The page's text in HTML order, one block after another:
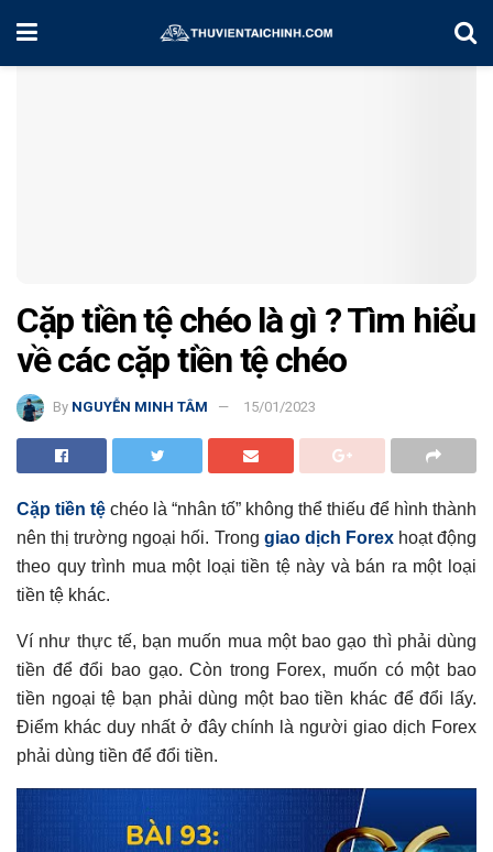
Home
Cặp tiền tệ chéo là gì ? Tìm hiểu
về các cặp tiền tệ chéo
By NGUYỄN MINH TÂM 15/01/2023
Cặp tiền tệ chéo là “nhân tố” không thể thiếu để hình thành
nên thị trường ngoại hối. Trong giao dịch Forexhoạt động
theo quy trình mua một loại tiền tệ này và bán ra một loại
tiền tệ khác.
Ví như thực tế, bạn muốn mua một bao gạo thì phải dùng
tiền để đổi bao gạo. Còn trong Forex, muốn có một bao
tiền ngoại tệ bạn phải dùng một bao tiền khác để đổi lấy.
Điểm khác duy nhất ở đây chính là người giao dịch Forex
phải dùng tiền để đổi tiền.